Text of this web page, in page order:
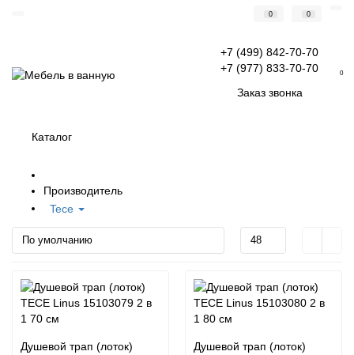
0 0
+7 (499) 842-70-70
+7 (977) 833-70-70
Заказ звонка
0
Каталог
Производитель
Tece
Душевой трап (лоток)
Душевой трап (лоток)